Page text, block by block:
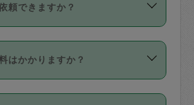
い場合、損害保険の対象外
なバックグラウンドの方が
す。
る方など様々です。
す。タスカジさんトレーニ
ったセルフトレーニングの
ルを受け、合格したタスカ
されています。
した作業時間内での作業に
。作業範囲は、掃除、洗
に物を壊したり、人にけが
た場合が対象で、補償金額
頼できますか？
在を起点に3日後（72時間
から受付可能となっていま
はかかりますか？
には、以下の2種類がありま